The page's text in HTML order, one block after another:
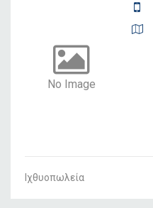
No Image
Ιχθυοπωλεία